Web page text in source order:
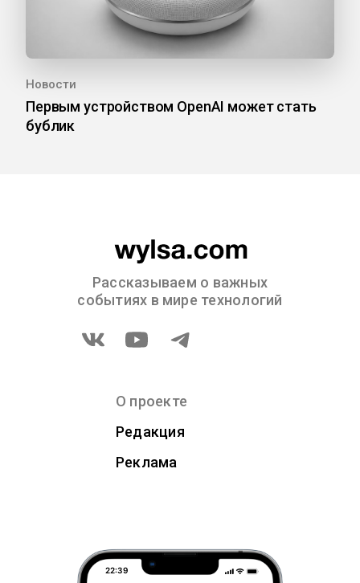
Новости
Первым устройством OpenAI может стать
бублик
Рассказываем о важных
событиях в мире технологий
О проекте
Редакция
Реклама
22:39